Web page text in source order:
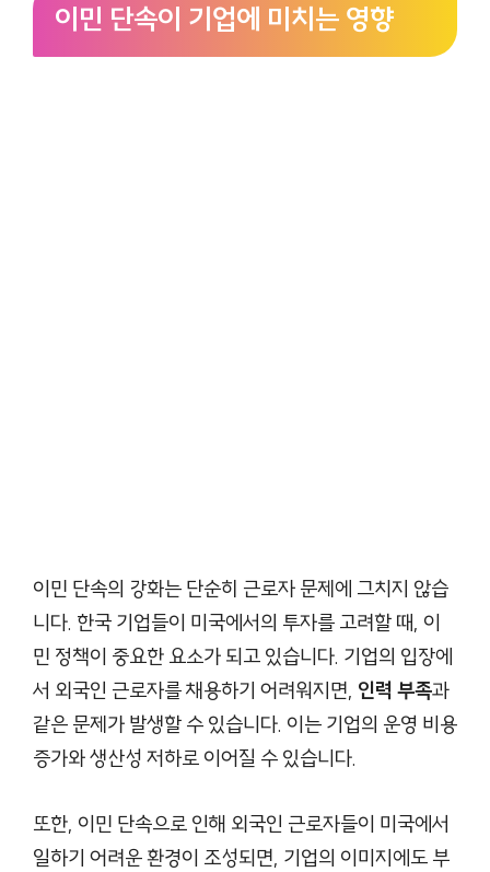
이민 단속이 기업에 미치는 영향
이민 단속의 강화는 단순히 근로자 문제에 그치지 않습
니다. 한국 기업들이 미국에서의 투자를 고려할 때, 이
민 정책이 중요한 요소가 되고 있습니다. 기업의 입장에
서 외국인 근로자를 채용하기 어려워지면, 인력 부족과
같은 문제가 발생할 수 있습니다. 이는 기업의 운영 비용
증가와 생산성 저하로 이어질 수 있습니다.
또한, 이민 단속으로 인해 외국인 근로자들이 미국에서
일하기 어려운 환경이 조성되면, 기업의 이미지에도 부